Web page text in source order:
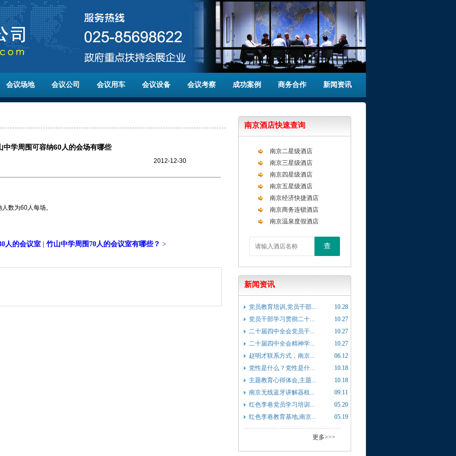
会议场地 会议公司 会议用车 会议设备 会议考察 成功案例 商务合作 新闻资讯
中学周围可容纳60人的会场有哪些
2012-12-30
数为60人每场。
人的会议室| 竹山中学周围70人的会议室有哪些？ >
南京酒店快速查询
南京二星级酒店
南京三星级酒店
南京四星级酒店
南京五星级酒店
南京经济快捷酒店
南京商务连锁酒店
南京温泉度假酒店
查
新闻资讯
10.28
党员教育培训,党员干部...
10.27
党员干部学习贯彻二十...
10.27
二十届四中全会党员干...
10.27
二十届四中全会精神学...
06.12
赵明才联系方式，南京...
10.18
党性是什么？党性是什...
10.18
主题教育心得体会,主题...
09.11
南京无线蓝牙讲解器租...
05.20
红色李巷党员学习培训...
05.19
红色李巷教育基地,南京...
更多>>>